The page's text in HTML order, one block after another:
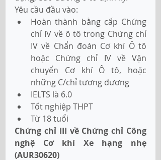
Yêu cầu đầu vào:
Hoàn thành bằng cấp Chứng
chỉ IV về ô tô trong Chứng chỉ
IV về Chẩn đoán Cơ khí Ô tô
hoặc Chứng chỉ IV về Vận
chuyển Cơ khí Ô tô, hoặc
những C/chỉ tương đương
IELTS là 6.0
Tốt nghiệp THPT
Từ 18 tuổi
Chứng chỉ III về Chứng chỉ Công
nghệ Cơ khí Xe hạng nhẹ
(AUR30620)